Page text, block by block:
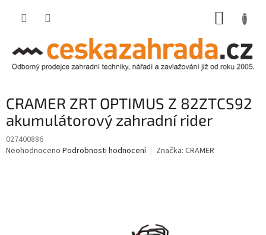
CRAMER ZRT OPTIMUS Z 82ZTCS92
akumulátorový zahradní rider
027400886
Průměrné
Neohodnoceno Podrobnosti hodnocení Značka: CRAMER